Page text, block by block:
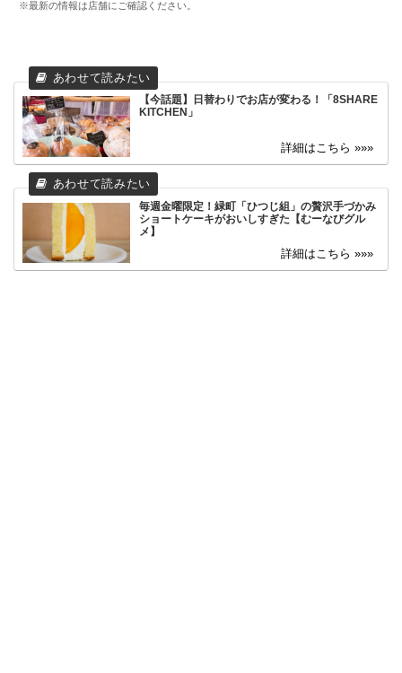
※最新の情報は店舗にご確認ください。
【今話題】日替わりでお店が変わる！「8SHARE
KITCHEN」
毎週金曜限定！緑町「ひつじ組」の贅沢手づかみ
ショートケーキがおいしすぎた【むーなびグル
メ】